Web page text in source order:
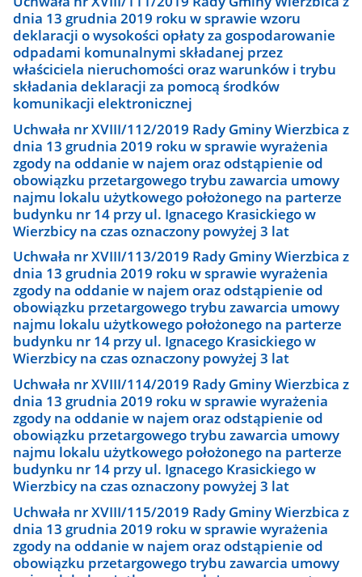
dnia 13 grudnia 2019 roku w sprawie wzoru
deklaracji o wysokości opłaty za gospodarowanie
odpadami komunalnymi składanej przez
właściciela nieruchomości oraz warunków i trybu
składania deklaracji za pomocą środków
komunikacji elektronicznej
Uchwała nr XVIII/112/2019 Rady Gminy Wierzbica z
dnia 13 grudnia 2019 roku w sprawie wyrażenia
zgody na oddanie w najem oraz odstąpienie od
obowiązku przetargowego trybu zawarcia umowy
najmu lokalu użytkowego położonego na parterze
budynku nr 14 przy ul. Ignacego Krasickiego w
Wierzbicy na czas oznaczony powyżej 3 lat
Uchwała nr XVIII/113/2019 Rady Gminy Wierzbica z
dnia 13 grudnia 2019 roku w sprawie wyrażenia
zgody na oddanie w najem oraz odstąpienie od
obowiązku przetargowego trybu zawarcia umowy
najmu lokalu użytkowego położonego na parterze
budynku nr 14 przy ul. Ignacego Krasickiego w
Wierzbicy na czas oznaczony powyżej 3 lat
Uchwała nr XVIII/114/2019 Rady Gminy Wierzbica z
dnia 13 grudnia 2019 roku w sprawie wyrażenia
zgody na oddanie w najem oraz odstąpienie od
obowiązku przetargowego trybu zawarcia umowy
najmu lokalu użytkowego położonego na parterze
budynku nr 14 przy ul. Ignacego Krasickiego w
Wierzbicy na czas oznaczony powyżej 3 lat
Uchwała nr XVIII/115/2019 Rady Gminy Wierzbica z
dnia 13 grudnia 2019 roku w sprawie wyrażenia
zgody na oddanie w najem oraz odstąpienie od
obowiązku przetargowego trybu zawarcia umowy